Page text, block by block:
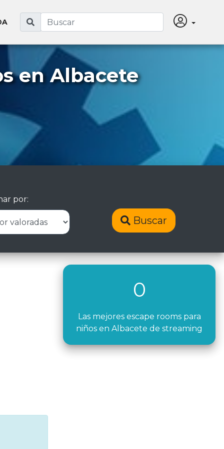
en Albacete
por:
Buscar
0
Las mejores escape rooms para
niños en Albacete de streaming